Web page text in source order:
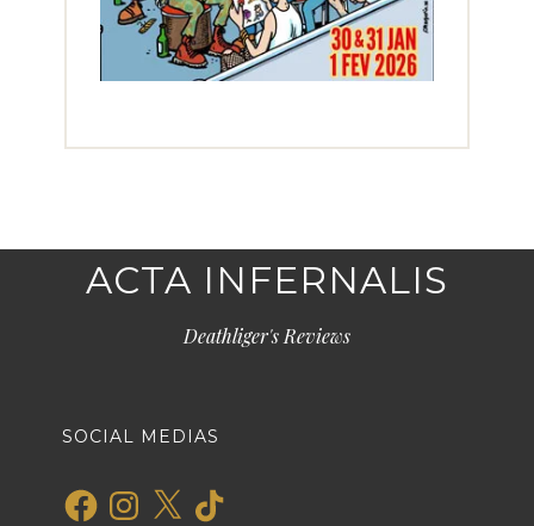
ACTA INFERNALIS
Deathliger's Reviews
SOCIAL MEDIAS
FacebookInstagram
X TikTok